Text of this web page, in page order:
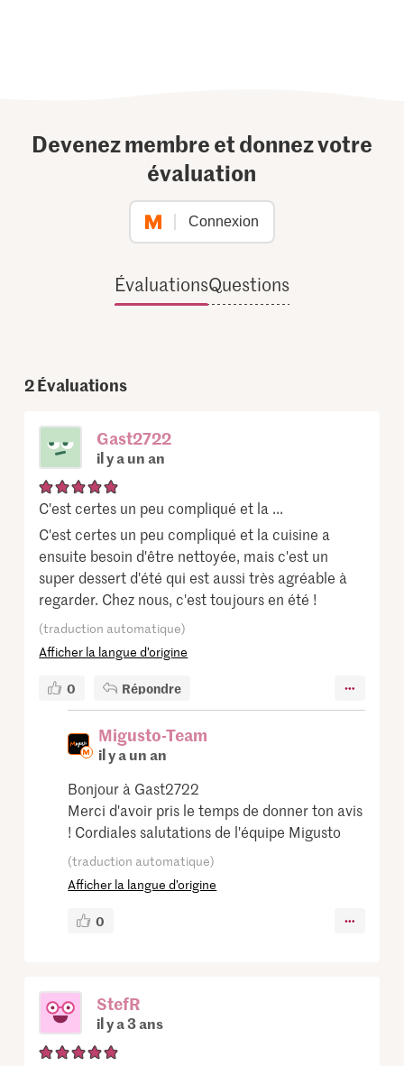
Devenez membre et donnez votre
évaluation
Connexion
ÉvaluationsQuestions
2Évaluations
Gast2722
il y a un an
C'est certes un peu compliqué et la ...
C'est certes un peu compliqué et la cuisine a
ensuite besoin d'être nettoyée, mais c'est un
super dessert d'été qui est aussi très agréable à
regarder. Chez nous, c'est toujours en été !
(traduction automatique)
Afficher la langue d’origine
0 Répondre
Migusto-Team
il y a un an
Bonjour à Gast2722
Merci d'avoir pris le temps de donner ton avis
! Cordiales salutations de l'équipe Migusto
(traduction automatique)
Afficher la langue d’origine
0
StefR
il y a 3 ans